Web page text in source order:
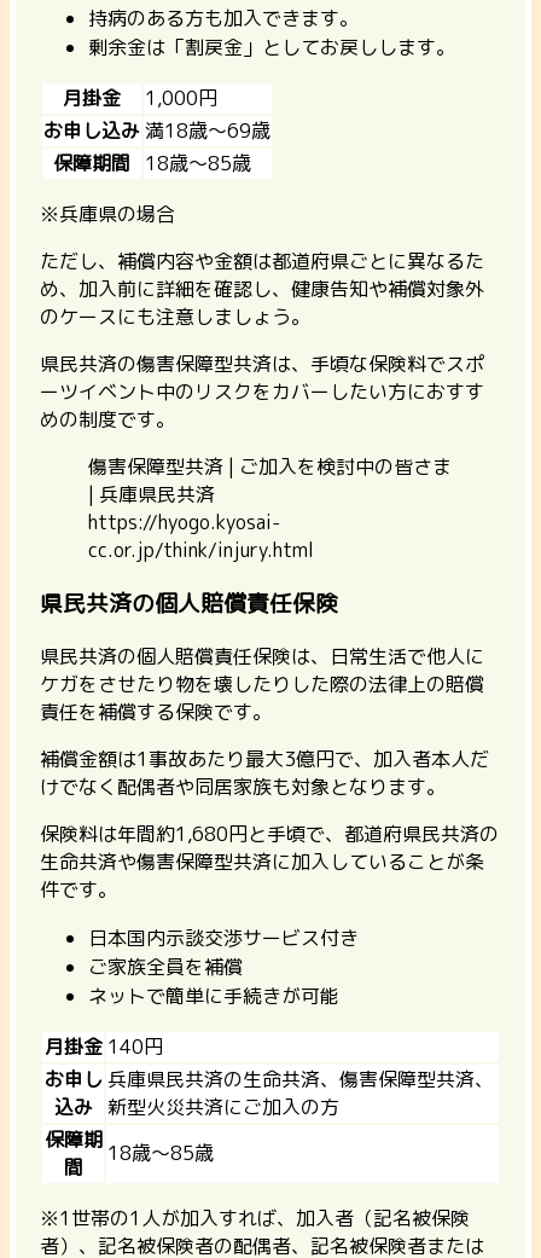
持病のある方も加入できます。
剰余金は「割戻金」としてお戻しします。
月掛金
1,000円
お申し込み満18歳〜69歳
保障期間
18歳〜85歳
※兵庫県の場合
ただし、補償内容や金額は都道府県ごとに異なるた
め、加入前に詳細を確認し、健康告知や補償対象外
のケースにも注意しましょう。
県民共済の傷害保障型共済は、手頃な保険料でスポ
ーツイベント中のリスクをカバーしたい方におすす
めの制度です。
傷害保障型共済 | ご加入を検討中の皆さま
| 兵庫県民共済
https://hyogo.kyosai-
cc.or.jp/think/injury.html
県民共済の個人賠償責任保険
県民共済の個人賠償責任保険は、日常生活で他人に
ケガをさせたり物を壊したりした際の法律上の賠償
責任を補償する保険です。
補償金額は1事故あたり最大3億円で、加入者本人だ
けでなく配偶者や同居家族も対象となります。
保険料は年間約1,680円と手頃で、都道府県民共済の
生命共済や傷害保障型共済に加入していることが条
件です。
日本国内示談交渉サービス付き
ご家族全員を補償
ネットで簡単に手続きが可能
月掛金 140円
お申し
込み
兵庫県民共済の生命共済、傷害保障型共済、
新型火災共済にご加入の方
保障期
間
18歳〜85歳
※1世帯の1人が加入すれば、加入者（記名被保険
者）、記名被保険者の配偶者、記名被保険者または